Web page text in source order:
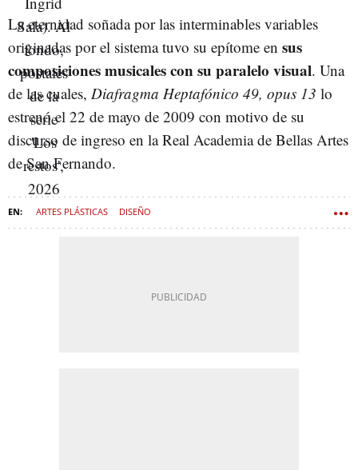
La eternidad soñada por las interminables variables
originadas por el sistema tuvo su epítome en sus
composiciones musicales con su paralelo visual. Una
de las cuales, Diafragma Heptafónico 49, opus 13 lo
estrenó el 22 de mayo de 2009 con motivo de su
discurso de ingreso en la Real Academia de Bellas Artes
de San Fernando.
ARTES PLÁSTICAS DISEÑO